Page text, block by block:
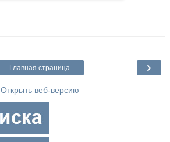
›
Главная страница
Открыть веб-версию